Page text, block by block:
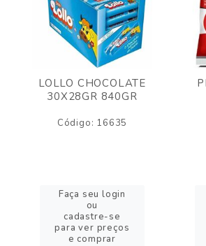
LOLLO CHOCOLATE
30X28GR 840GR
Código: 16635
Faça seu login
ou
cadastre-se
para ver preços
e comprar